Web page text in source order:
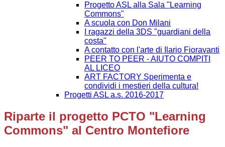
Progetto ASL alla Sala "Learning
Commons"
A scuola con Don Milani
I ragazzi della 3DS "guardiani della
costa"
A contatto con l'arte di Ilario Fioravanti
PEER TO PEER - AIUTO COMPITI
AL LICEO
ART FACTORY Sperimenta e
condividi i mestieri della cultura!
Progetti ASL a.s. 2016-2017
Riparte il progetto PCTO "Learning
Commons" al Centro Montefiore